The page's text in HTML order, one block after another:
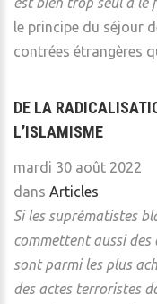
le principe du séjour
contrées étrangères
DE LA
L’ISLAMISME
mardi 30 août 2022
dans Articles
Si les suprématistes
commettent aussi
sont parmi les plus
des actes terroristes